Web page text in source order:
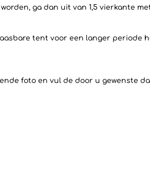
ga dan uit van 1,5 vierkante
tent voor een langer periode
foto en vul de door u gewenste